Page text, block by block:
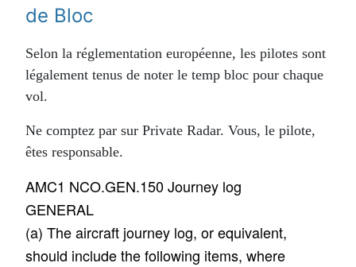
de Bloc
Selon la réglementation européenne, les pilotes sont
légalement tenus de noter le temp bloc pour chaque
vol.
Ne comptez par sur Private Radar. Vous, le pilote,
êtes responsable.
AMC1 NCO.GEN.150 Journey log
GENERAL
(a) The aircraft journey log, or equivalent,
should include the following items, where